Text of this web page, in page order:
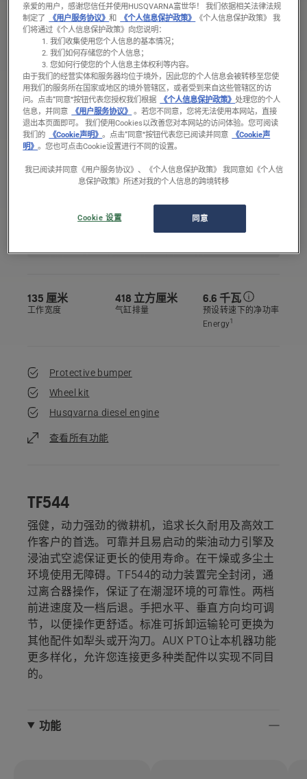
135 厘米
工作宽度
418 立方厘米
气缸排量
6.6 千瓦
预设转速下的净功率
Energy1
Protective bumper
Wheel kit
Husqvarna diesel engine
查看所有功能
TF544
强健，动力强劲的微耕机，追求长久耐用及高效工
作客户的首选。可靠并且易启动的柴油动力引擎及
浸油式空滤保证更长的使用寿命。在干燥或多尘土
环境使用无障碍。TF544的动力装置完全封闭，通
过离合器操作，保证了在潮湿环境的可靠性。两档
前进速度及一档后退。手把水平、垂直方向均可调
节，以便操作更舒适。标准可拆卸运输轮可更换为
其他配件如犁头或开沟刀。AUX PTO让本机器功能
更多样化，允许您连接更多种类配件以实现不同目
的。
功能
亲爱的用户，感谢您信任并使用HUSQVARNA富世华！ 我们依据相关法律法规
制定了
《用户服务协议》和 《个人信息保护政策》
《个人信息保护政策》 我
们将通过《个人信息保护政策》向您说明：
我们收集使用您个人信息的基本情况；
我们如何存储您的个人信息；
您如何行使您的个人信息主体权利等内容。
由于我们的经营实体和服务器均位于境外，因此您的个人信息会被转移至您使
用我们的服务所在国家或地区的境外管辖区，或者受到来自这些管辖区的访
问。
点击“同意”按钮代表您授权我们根据 《个人信息保护政策》 处理您的个人
信息，并同意
《用户服务协议》 。若您不同意，您将无法使用本网站，直接
退出本页面即可。 我们使用Cookies以改善您对本网站的访问体验。您可阅读
我们的
《Cookie声明》。点击“同意”按钮代表您已阅读并同意
《Cookie声
明》。您也可点击Cookie设置进行不同的设置。
我已阅读并同意《用户服务协议》、《个人信息保护政策》 我同意如《个人信
息保护政策》所述对我的个人信息的跨境转移
同意
Cookie 设置